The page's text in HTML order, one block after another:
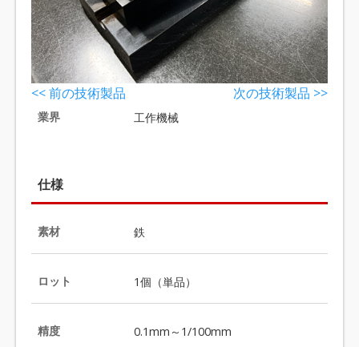
<< 前の技術製品 次の技術製品 >>
業界 工作機械
仕様
素材 鉄
ロット 1個（単品）
精度 0.1mm～1/100mm